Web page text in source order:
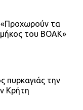
«Προχωρούν τα
του ΒΟΑΚ»
πυρκαγιάς την
Κρήτη